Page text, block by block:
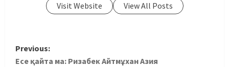
Visit Website View All Posts
Previous:
Есе қайта ма: Ризабек Айтмұхан Азия